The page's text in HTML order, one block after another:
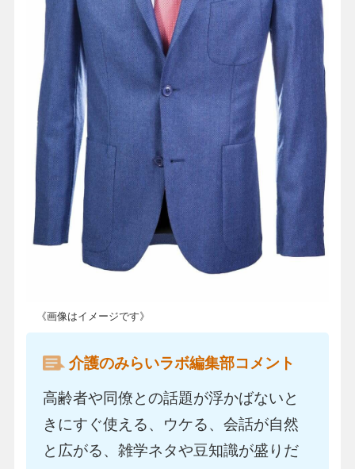
《画像はイメージです》
介護のみらいラボ編集部コメント
高齢者や同僚との話題が浮かばないと
きにすぐ使える、ウケる、会話が自然
と広がる、雑学ネタや豆知識が盛りだ